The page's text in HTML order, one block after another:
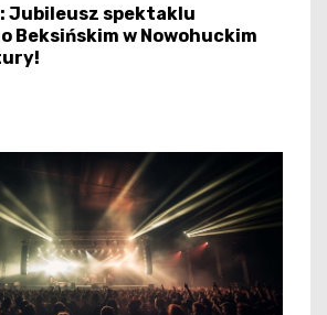
Jubileusz spektaklu
Beksińskim w Nowohuckim